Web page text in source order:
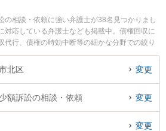
の相談・依頼に強い弁護士が38名見つかりまし
対応している弁護士なども掲載中。債権回収に
代行、債権の時効中断等の細かな分野での絞り
すずかけ法律事務所の山口 秀哉弁護士やすずか
、すずかけ法律事務所の宮平 靖子弁護士のプロ
頼のトラブル解決の実績豊富な近くの弁護士を
少額訴訟の相談・依頼を法律相談できる岡山市
い』などでお困りの相談者さんにおすすめで
北区 変更
額訴訟の相談・依頼 変更
変更